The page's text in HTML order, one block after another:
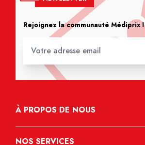
Rejoignez la communauté Médiprix !
À PROPOS DE NOUS
NOS SERVICES